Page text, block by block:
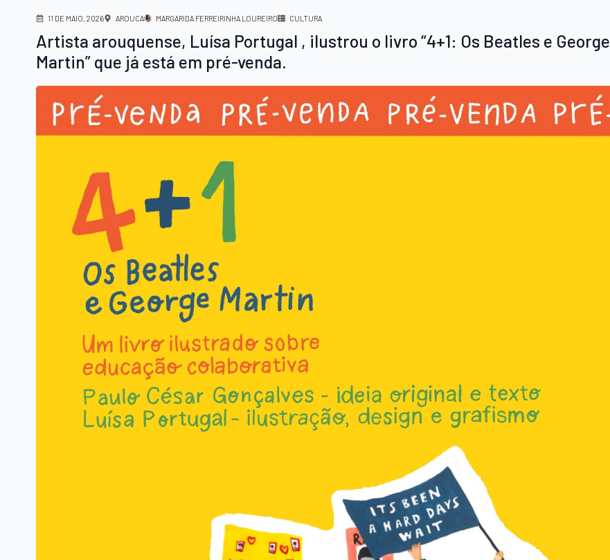
11 DE MAIO, 2026 AROUCA MARGARIDA FERREIRINHA LOUREIRO CULTURA
Artista arouquense, Luísa Portugal , ilustrou o livro “4+1: Os Beatles e George
Martin” que já está em pré-venda.